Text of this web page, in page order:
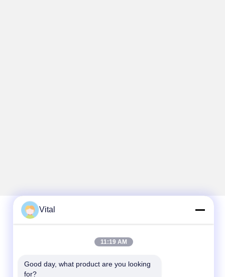
Contato rápido
Telefone
Vital
11:19 AM
Good day, what product are you looking
for?